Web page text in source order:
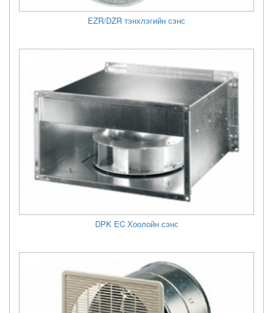
EZR/DZR тэнхлэгийн сэнс
DPK EC Хоолойн сэнс